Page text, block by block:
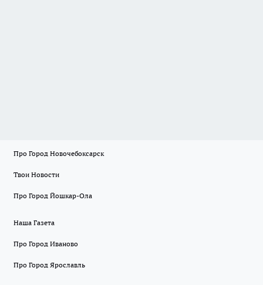
Про Город Новочебоксарск
Твои Новости
Про Город Йошкар-Ола
Наша Газета
Про Город Иваново
Про Город Ярославль